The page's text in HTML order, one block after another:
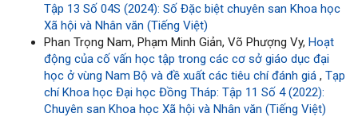
Tập 13 Số 04S (2024): Số Đặc biệt chuyên san Khoa học
Xã hội và Nhân văn (Tiếng Việt)
Phan Trọng Nam, Phạm Minh Giản, Võ Phượng Vy, Hoạt
động của cố vấn học tập trong các cơ sở giáo dục đại
học ở vùng Nam Bộ và đề xuất các tiêu chí đánh giá , Tạp
chí Khoa học Đại học Đồng Tháp: Tập 11 Số 4 (2022):
Chuyên san Khoa học Xã hội và Nhân văn (Tiếng Việt)